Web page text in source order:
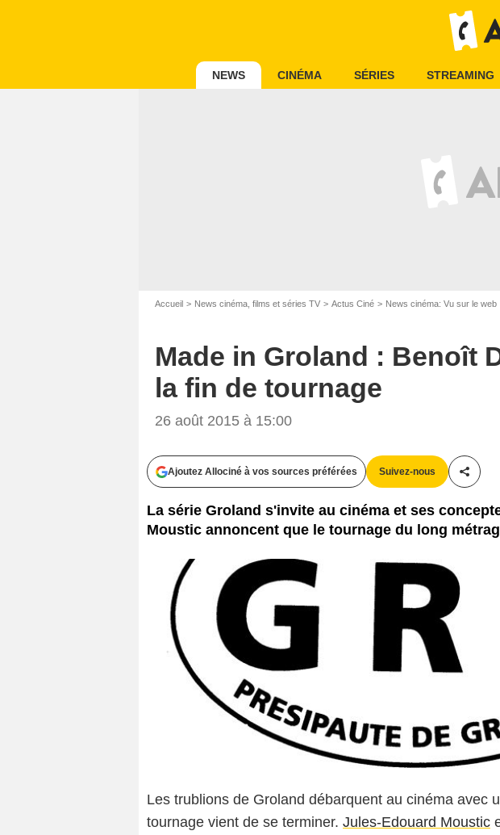
NEWS CINÉMA SÉRIES STREAMING
Accueil News cinéma, films et séries TV Actus Ciné News cinéma: Vu sur le web
Made in Groland : Benoît
la fin de tournage
26 août 2015 à 15:00
Ajoutez Allociné à vos sources préférées Suivez-nous
La série Groland s'invite au cinéma et ses
Moustic annoncent que le tournage du long
Canal +
Les trublions de Groland débarquent au cinéma avec
tournage vient de se terminer. Jules-Edouard Moustic